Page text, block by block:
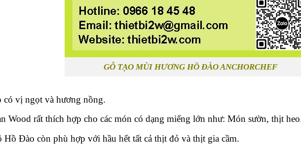
GỖ TẠO MÙI HƯƠNG HỒ ĐÀO ANCHORCHEF
có vị ngọt và hương nồng.
Wood rất thích hợp cho các món có dạng miếng lớn như: Món sườn, thịt
Hồ Đào còn phù hợp với hầu hết tất cả thịt đỏ và thịt gia cầm.